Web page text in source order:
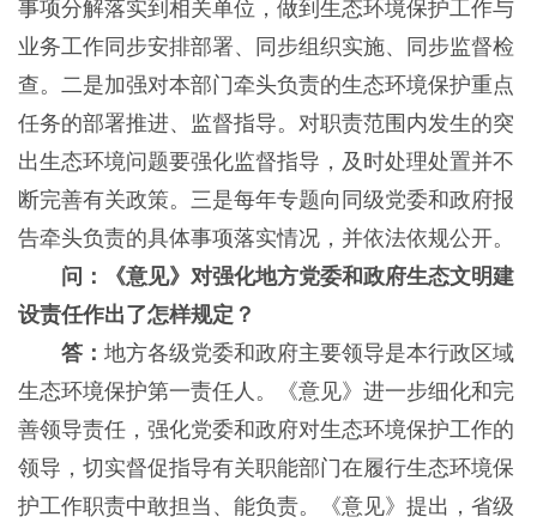
事项分解落实到相关单位，做到生态环境保护工作与
业务工作同步安排部署、同步组织实施、同步监督检
查。二是加强对本部门牵头负责的生态环境保护重点
任务的部署推进、监督指导。对职责范围内发生的突
出生态环境问题要强化监督指导，及时处理处置并不
断完善有关政策。三是每年专题向同级党委和政府报
告牵头负责的具体事项落实情况，并依法依规公开。
问：《意见》对强化地方党委和政府生态文明建
设责任作出了怎样规定？
答： 地方各级党委和政府主要领导是本行政区域
生态环境保护第一责任人。《意见》进一步细化和完
善领导责任，强化党委和政府对生态环境保护工作的
领导，切实督促指导有关职能部门在履行生态环境保
护工作职责中敢担当、能负责。《意见》提出，省级